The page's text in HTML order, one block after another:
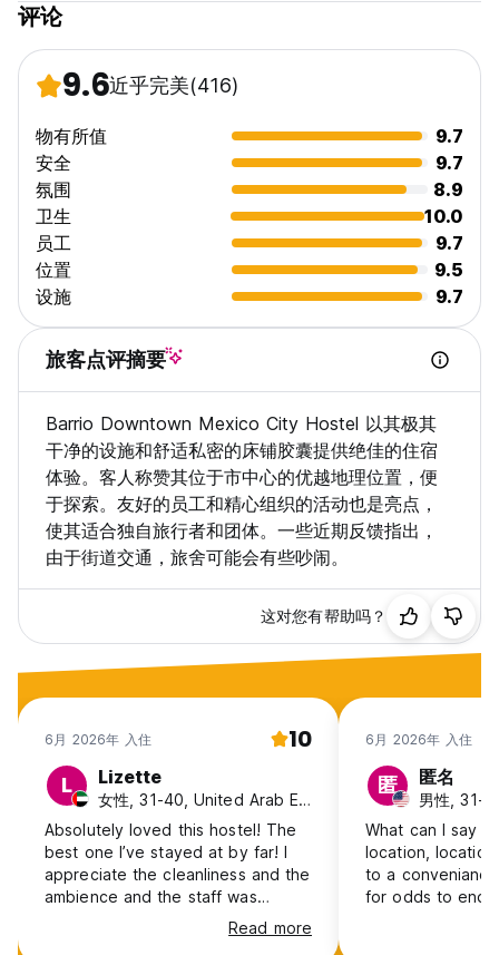
评论
9.6近乎完美(416)
物有所值
9.7
安全
9.7
氛围
8.9
卫生
10.0
员工
9.7
位置
9.5
设施
9.7
旅客点评摘要
Barrio Downtown Mexico City Hostel 以其极其
干净的设施和舒适私密的床铺胶囊提供绝佳的住宿
体验。客人称赞其位于市中心的优越地理位置，便
于探索。友好的员工和精心组织的活动也是亮点，
使其适合独自旅行者和团体。一些近期反馈指出，
由于街道交通，旅舍可能会有些吵闹。
这对您有帮助吗？
6月 2026年 入住 10
L Lizette
女性, 31-40, United Arab Emirates
Absolutely loved this hostel! The
best one I’ve stayed at by far! I
appreciate the cleanliness and the
ambience and the staff was
always kind and helpful! Will
definitely be back! Thank you!
Read more
6月 2026年 入住
匿 匿名
男性, 31-
What can I say
location,
to a
for odds to ends